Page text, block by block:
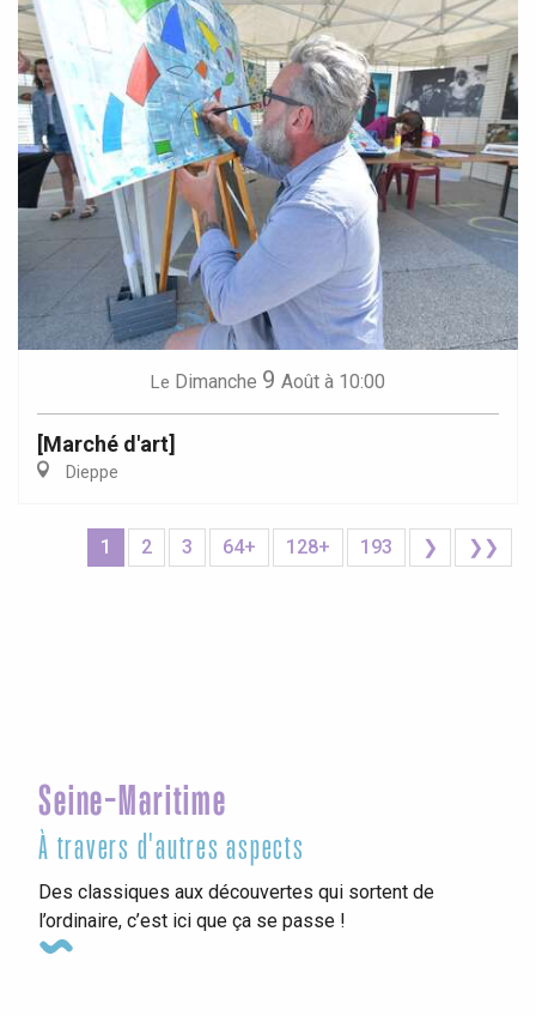
Le Dimanche 9 Août à 10:00
[Marché d'art]
Dieppe
1 2 3 64+ 128+ 193 ❯ ❯❯
Seine-Maritime
À travers d'autres aspects
Des classiques aux découvertes qui sortent de
l’ordinaire, c’est ici que ça se passe !